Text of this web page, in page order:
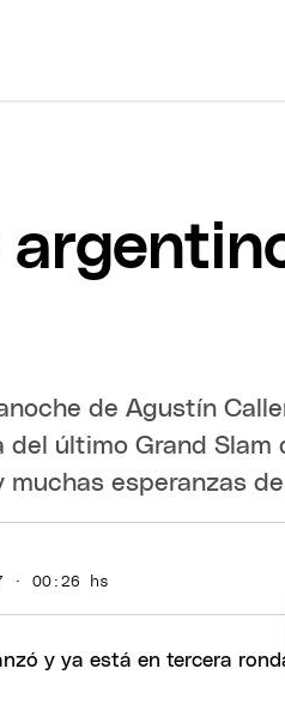
de Agustín
del último Grand Slam
muchas esperanzas
· 00:26 hs